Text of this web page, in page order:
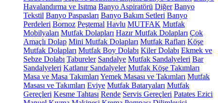
Havalandırma ve Isıtma Banyo Aspiratörü Diğer Banyo
Tekstil Banyo Paspasları Banyo Bakım Setleri Banyo
Perdeleri Bornoz Peştemal Havlu MUTFAK Mutfak
Mobilyaları Mutfak Dolapları Hazır Mutfak Dolapları Çok
Amaçlı Dolap Mini Mutfak Dolapları Mutfak Rafları Köşe
Mutfak Dolapları Mutfak Boy Dolabı Kiler Dolabı Ekmek ve
Sebze Dolabı Tabureler Sandalye Mutfak Sandalyeleri Bar
Sandalyeleri Katlanır Sandalyeler Mutfak Köşe Takımları
Masa ve Masa Takımları Yemek Masası ve Takımları Mutfak
Masası ve Takımları Eviye Mutfak Bataryaları Mutfak
Gereçleri Kesme Tahtası Rende Servis Gereçleri Patates Ezici